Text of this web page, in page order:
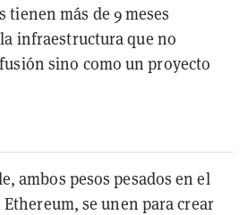
tienen más de 9 meses
infraestructura que no
sino como un proyecto
ambos pesos pesados en el
Ethereum, se unen para crear